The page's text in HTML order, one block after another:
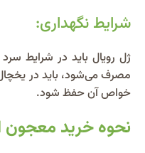
شرایط نگهداری:
ژل رویال باید در شرایط
مصرف می‌شود، باید در
خواص آن حفظ شود.
نحوه خرید معجون